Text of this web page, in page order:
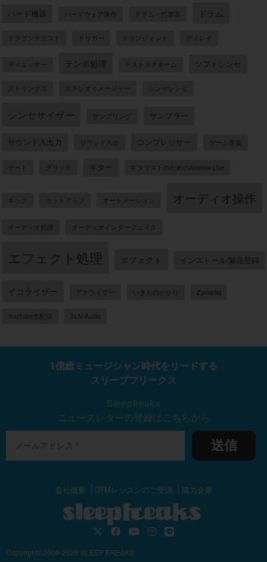
ハード機器 ハードウェア操作 ドラム・打楽器 ドラム
ドラゴンクエスト トリガー トランジェント ディレイ
ディエッサー テンポ処理 テストタグネーム ソフトシンセ
ストリングス ステレオイメージャー シンセレシピ
シンセサイザー サンプリング サンプラー
サウンド入出力 サウンド入出 コンプレッサー ゲーム音楽
ゲート グリッチ ギター ギタリストのためのAbleton Live
キック カットアップ オートメーション オーディオ操作
オーディオ処理 オーディオインターフェイス
エフェクト処理 エフェクト インストール/製品登録
イコライザー アナライザー いきものがかり Zynaptiq
YouTube生配信 XLN Audio
1億総ミュージシャン時代をリードする
スリープフリークス
送信
会社概要 DTMレッスンのご受講 協力企業
Copyright©2009-2026 SLEEP FREAKS